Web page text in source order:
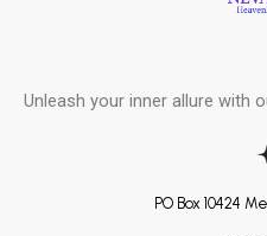
Unleash your inner allure with
PO Box 10424